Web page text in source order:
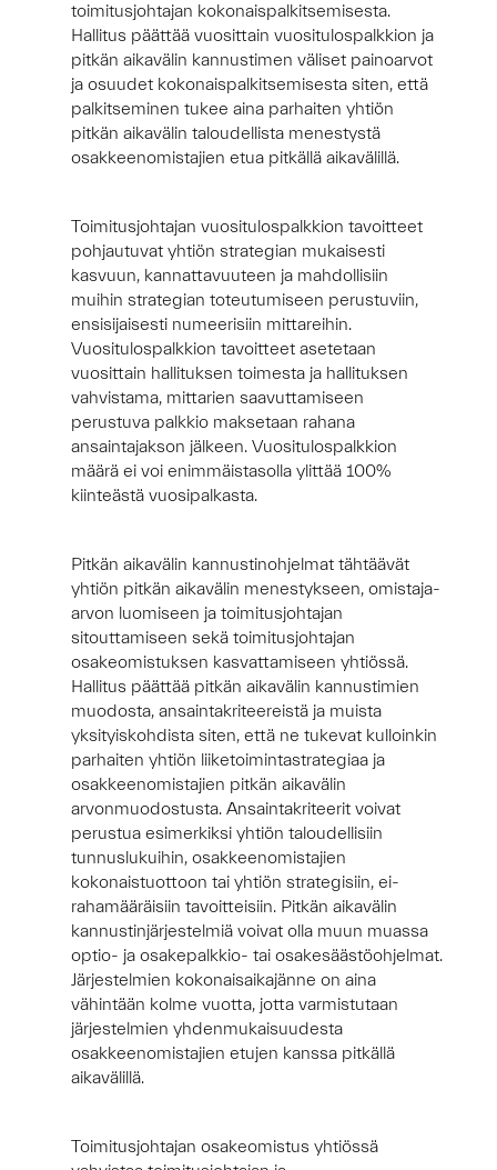
toimitusjohtajan kokonaispalkitsemisesta.
Hallitus päättää vuosittain vuositulospalkkion ja
pitkän aikavälin kannustimen väliset painoarvot
ja osuudet kokonaispalkitsemisesta siten, että
palkitseminen tukee aina parhaiten yhtiön
pitkän aikavälin taloudellista menestystä
osakkeenomistajien etua pitkällä aikavälillä.
Toimitusjohtajan vuositulospalkkion tavoitteet
pohjautuvat yhtiön strategian mukaisesti
kasvuun, kannattavuuteen ja mahdollisiin
muihin strategian toteutumiseen perustuviin,
ensisijaisesti numeerisiin mittareihin.
Vuositulospalkkion tavoitteet asetetaan
vuosittain hallituksen toimesta ja hallituksen
vahvistama, mittarien saavuttamiseen
perustuva palkkio maksetaan rahana
ansaintajakson jälkeen. Vuositulospalkkion
määrä ei voi enimmäistasolla ylittää 100%
kiinteästä vuosipalkasta.
Pitkän aikavälin kannustinohjelmat tähtäävät
yhtiön pitkän aikavälin menestykseen, omistaja-
arvon luomiseen ja toimitusjohtajan
sitouttamiseen sekä toimitusjohtajan
osakeomistuksen kasvattamiseen yhtiössä.
Hallitus päättää pitkän aikavälin kannustimien
muodosta, ansaintakriteereistä ja muista
yksityiskohdista siten, että ne tukevat kulloinkin
parhaiten yhtiön liiketoimintastrategiaa ja
osakkeenomistajien pitkän aikavälin
arvonmuodostusta. Ansaintakriteerit voivat
perustua esimerkiksi yhtiön taloudellisiin
tunnuslukuihin, osakkeenomistajien
kokonaistuottoon tai yhtiön strategisiin, ei-
rahamääräisiin tavoitteisiin. Pitkän aikavälin
kannustinjärjestelmiä voivat olla muun muassa
optio- ja osakepalkkio- tai osakesäästöohjelmat.
Järjestelmien kokonaisaikajänne on aina
vähintään kolme vuotta, jotta varmistutaan
järjestelmien yhdenmukaisuudesta
osakkeenomistajien etujen kanssa pitkällä
aikavälillä.
Toimitusjohtajan osakeomistus yhtiössä